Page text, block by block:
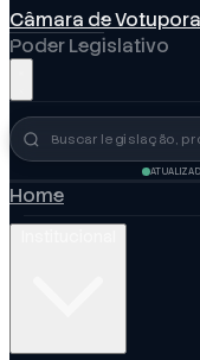
Câmara de
Poder Legislativo
Busca no portal
Home